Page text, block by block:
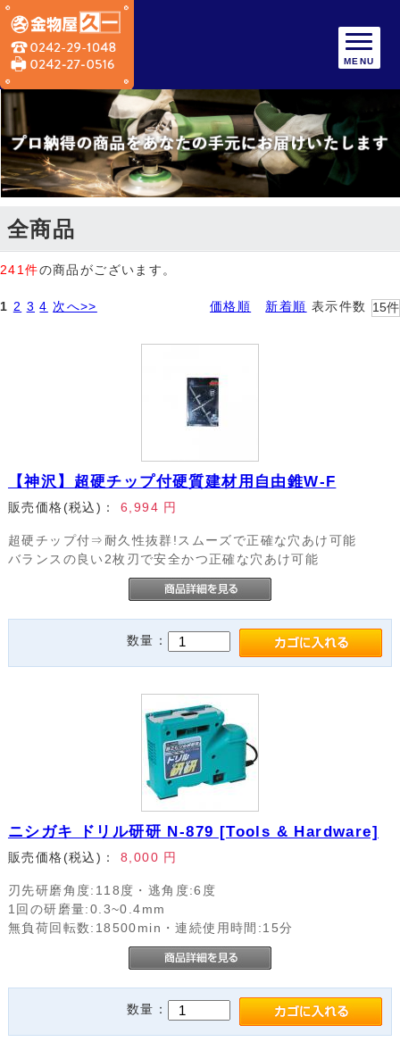
MENU
全商品
241件の商品がございます。
価格順 新着順 表示件数
1 2 3 4 次へ>>
【神沢】超硬チップ付硬質建材用自由錐W-F
販売価格(税込)： 6,994 円
超硬チップ付⇒耐久性抜群!スムーズで正確な穴あけ可能
バランスの良い2枚刃で安全かつ正確な穴あけ可能
数量：
ニシガキ ドリル研研 N-879 [Tools & Hardware]
販売価格(税込)： 8,000 円
刃先研磨角度:118度・逃角度:6度
1回の研磨量:0.3~0.4mm
無負荷回転数:18500min・連続使用時間:15分
数量：